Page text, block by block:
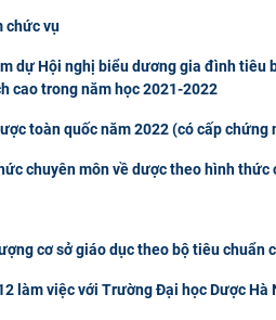
chức vụ
dự Hội nghị biểu dương gia đình tiêu
cao trong năm học 2021-2022
toàn quốc năm 2022 (có cấp chứng
chuyên môn về dược theo hình thức
cơ sở giáo dục theo bộ tiêu chuẩn
làm việc với Trường Đại học Dược Hà